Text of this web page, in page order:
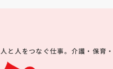
人と人をつなぐ仕事。 介護・保育